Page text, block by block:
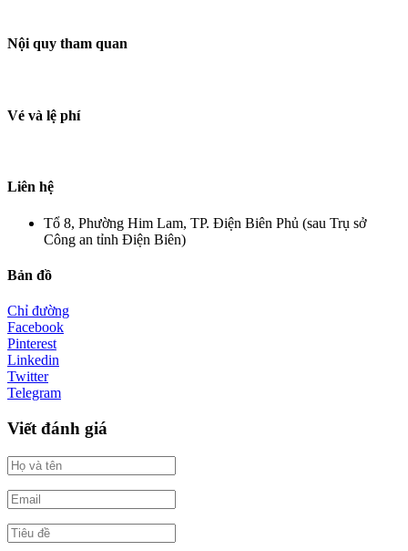
Nội quy tham quan
Vé và lệ phí
Liên hệ
Tổ 8, Phường Him Lam, TP. Điện Biên Phủ (sau Trụ sở
Công an tỉnh Điện Biên)
Bản đồ
Chỉ đường
Facebook
Pinterest
Linkedin
Twitter
Telegram
Viết đánh giá